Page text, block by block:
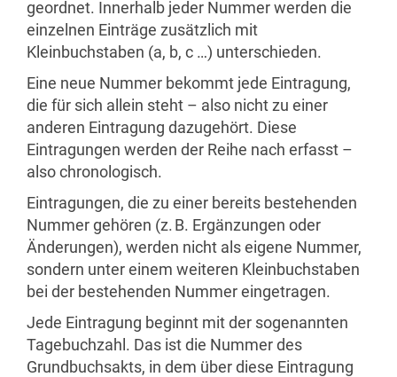
geordnet. Innerhalb jeder Nummer werden die
einzelnen Einträge zusätzlich mit
Kleinbuchstaben (a, b, c …) unterschieden.
Eine neue Nummer bekommt jede Eintragung,
die für sich allein steht – also nicht zu einer
anderen Eintragung dazugehört. Diese
Eintragungen werden der Reihe nach erfasst –
also chronologisch.
Eintragungen, die zu einer bereits bestehenden
Nummer gehören (z. B. Ergänzungen oder
Änderungen), werden nicht als eigene Nummer,
sondern unter einem weiteren Kleinbuchstaben
bei der bestehenden Nummer eingetragen.
Jede Eintragung beginnt mit der sogenannten
Tagebuchzahl. Das ist die Nummer des
Grundbuchsakts, in dem über diese Eintragung